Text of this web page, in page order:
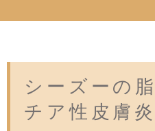
シーズーの
チア性皮膚